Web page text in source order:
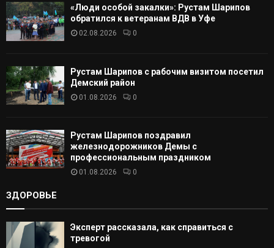
«Люди особой закалки»: Рустам Шарипов
обратился к ветеранам ВДВ в Уфе
02.08.2026 0
Рустам Шарипов с рабочим визитом посетил
Демский район
01.08.2026 0
Рустам Шарипов поздравил
железнодорожников Демы с
профессиональным праздником
01.08.2026 0
ЗДОРОВЬЕ
Эксперт рассказала, как справиться с
тревогой